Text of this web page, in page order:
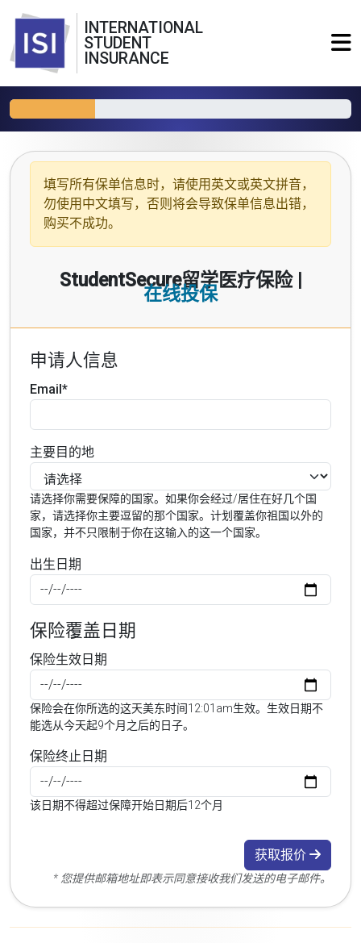
INTERNATIONAL
STUDENT
INSURANCE
填写所有保单信息时，请使用 英文或英文拼音，
勿使用中文填写，否则将会导致保单信息出错，
购买不成功。
StudentSecure留学医疗保险 |
在线投保
申请人信息
Email*
主要目的地
请选择你需要保障的国家。如果你会经过/居住在好几个国
家，请选择你主要逗留的那个国家。计划覆盖你祖国以外的
国家，并不只限制于你在这输入的这一个国家。
出生日期
保险覆盖日期
保险生效日期
保险会在你所选的这天美东时间12:01am生效。生效日期不
能选从今天起9个月之后的日子。
保险终止日期
该日期不得超过保障开始日期后12个月
获取报价
* 您提供邮箱地址即表示同意接收我们发送的电子邮件。